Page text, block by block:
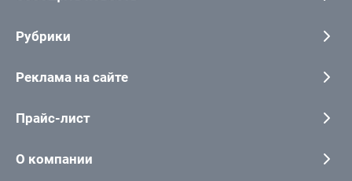
Рубрики
Реклама на сайте
Прайс-лист
О компании